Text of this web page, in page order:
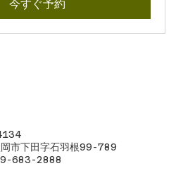
今すぐ予約
市下田字石羽根99-789
683-2888